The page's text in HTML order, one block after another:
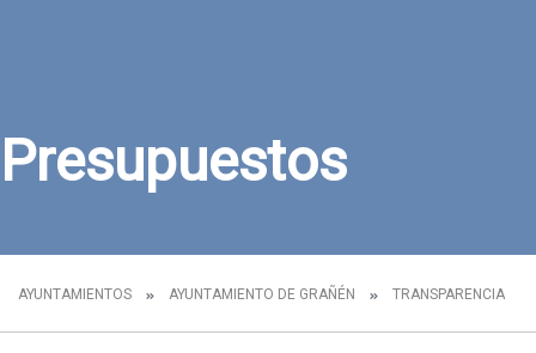
Presupuestos
AYUNTAMIENTOS AYUNTAMIENTO DE GRAÑÉN TRANSPARENCIA